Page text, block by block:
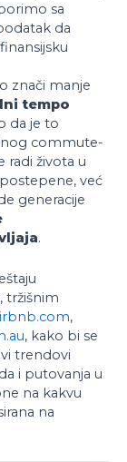
sa
da
znači manje
tempo
da je to
commute-
radi života u
već
generacije
.
tržišnim
,
, kako bi se
trendovi
i putovanja u
na kakvu
na